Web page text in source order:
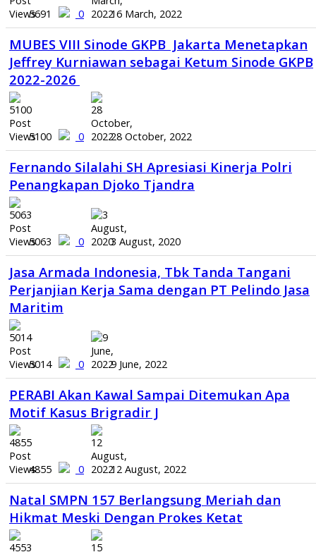
5691 0 16 March, 2022
MUBES VIII Sinode GKPB Jakarta Menetapkan
Jeffrey Kurniawan sebagai Ketum Sinode GKPB
2022-2026
5100 0 28 October, 2022
Fernando Silalahi SH Apresiasi Kinerja Polri
Penangkapan Djoko Tjandra
5063 0 3 August, 2020
Jasa Armada Indonesia, Tbk Tanda Tangani
Perjanjian Kerja Sama dengan PT Pelindo Jasa
Maritim
5014 0 9 June, 2022
PERABI Akan Kawal Sampai Ditemukan Apa
Motif Kasus Brigradir J
4855 0 12 August, 2022
Natal SMPN 157 Berlangsung Meriah dan
Hikmat Meski Dengan Prokes Ketat